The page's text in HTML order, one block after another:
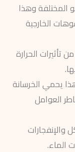
المختلفة وهذا
الخارجية
تأثيرات الحرارة
يحمي الخرسانة
العوامل
والإنفجارات
الماء.